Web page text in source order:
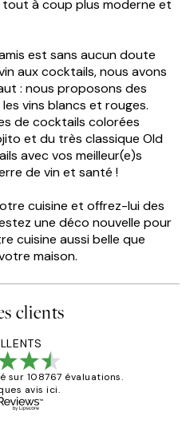
à coup plus moderne et
est sans aucun doute
aux cocktails, nous avons
: nous proposons des
vins blancs et rouges.
de cocktails colorées
et du très classique Old
avec vos meilleur(e)s
de vin et santé !
cuisine et offrez-lui des
une déco nouvelle pour
cuisine aussi belle que
maison.
clients
sur 108767 évaluations.
avis ici.